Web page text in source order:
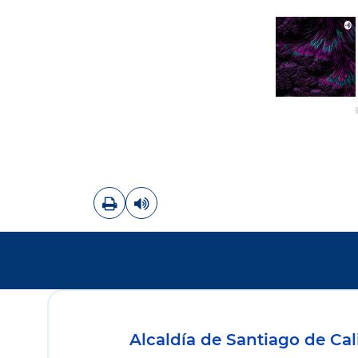
ImprimirLeer contenido
Alcaldía de Santiago de